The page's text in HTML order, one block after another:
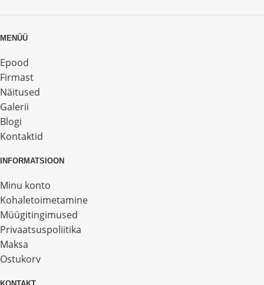
MENÜÜ
Epood
Firmast
Näitused
Galerii
Blogi
Kontaktid
INFORMATSIOON
Minu konto
Kohaletoimetamine
Müügitingimused
Privaatsuspoliitika
Maksa
Ostukorv
KONTAKT